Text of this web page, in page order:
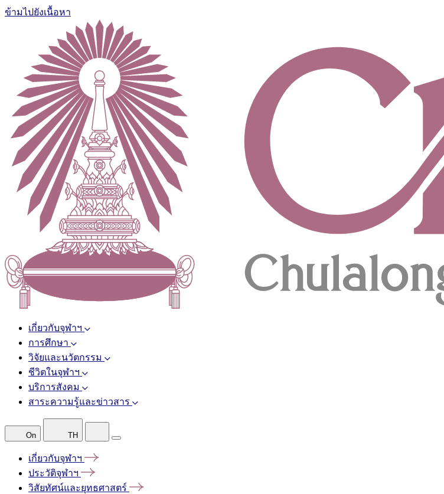
ข้ามไปยังเนื้อหา
เกี่ยวกับจุฬาฯ
การศึกษา
วิจัยและนวัตกรรม
ชีวิตในจุฬาฯ
บริการสังคม
สาระความรู้และข่าวสาร
On TH
เกี่ยวกับจุฬาฯ
ประวัติจุฬาฯ
วิสัยทัศน์และยุทธศาสตร์